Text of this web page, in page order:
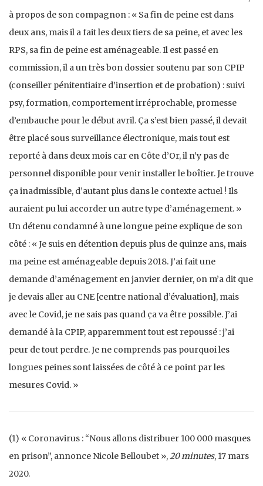
à propos de son compagnon : « Sa fin de peine est dans
deux ans, mais il a fait les deux tiers de sa peine, et avec les
RPS, sa fin de peine est aménageable. Il est passé en
commission, il a un très bon dossier soutenu par son CPIP
(conseiller pénitentiaire d’insertion et de probation) : suivi
psy, formation, comportement irréprochable, promesse
d’embauche pour le début avril. Ça s’est bien passé, il devait
être placé sous surveillance électronique, mais tout est
reporté à dans deux mois car en Côte d’Or, il n’y pas de
personnel disponible pour venir installer le boîtier. Je trouve
ça inadmissible, d’autant plus dans le contexte actuel ! Ils
auraient pu lui accorder un autre type d’aménagement. »
Un détenu condamné à une longue peine explique de son
côté : « Je suis en détention depuis plus de quinze ans, mais
ma peine est aménageable depuis 2018. J’ai fait une
demande d’aménagement en janvier dernier, on m’a dit que
je devais aller au CNE [centre national d’évaluation], mais
avec le Covid, je ne sais pas quand ça va être possible. J’ai
demandé à la CPIP, apparemment tout est repoussé : j’ai
peur de tout perdre. Je ne comprends pas pourquoi les
longues peines sont laissées de côté à ce point par les
mesures Covid. »
(1) « Coronavirus : “Nous allons distribuer 100 000 masques
en prison”, annonce Nicole Belloubet », 20 minutes, 17 mars
2020.